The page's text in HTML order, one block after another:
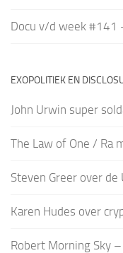
Docu v/d week #141
EXOPOLITIEK EN
John Urwin super
The Law of One / Ra
Steven Greer over
Karen Hudes over
Robert Morning Sky